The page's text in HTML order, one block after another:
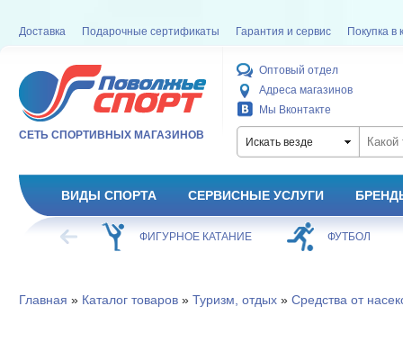
Доставка Подарочные сертификаты Гарантия и сервис Покупка в
СЕТЬ СПОРТИВНЫХ МАГАЗИНОВ
Оптовый отдел
Адреса магазинов
Мы Вконтакте
Искать везде
ВИДЫ СПОРТА СЕРВИСНЫЕ УСЛУГИ
ХОККЕЙ ФИГУРНОЕ КАТАНИЕ ФУТБОЛ
Главная » Каталог товаров» Туризм, отдых» Средства от